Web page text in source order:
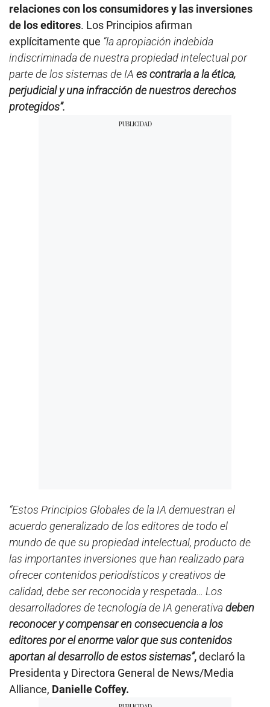
relaciones con los consumidores y las inversiones
de los editores. Los Principios afirman
explícitamente que “la apropiación indebida
indiscriminada de nuestra propiedad intelectual por
parte de los sistemas de IA es contraria a la ética,
perjudicial y una infracción de nuestros derechos
protegidos”.
“Estos Principios Globales de la IA demuestran el
acuerdo generalizado de los editores de todo el
mundo de que su propiedad intelectual, producto de
las importantes inversiones que han realizado para
ofrecer contenidos periodísticos y creativos de
calidad, debe ser reconocida y respetada… Los
desarrolladores de tecnología de IA generativadeben
reconocer y compensar en consecuencia a los
editores por el enorme valor que sus contenidos
aportan al desarrollo de estos sistemas”,declaró la
Presidenta y Directora General de News/Media
Alliance, Danielle Coffey.